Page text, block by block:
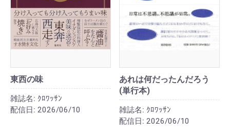
東西の味
雑誌名: ｸﾛﾜｯｻﾝ
配信日: 2026/06/10
あれは何だったんだろう
(単行本)
雑誌名: ｸﾛﾜｯｻﾝ
配信日: 2026/06/10